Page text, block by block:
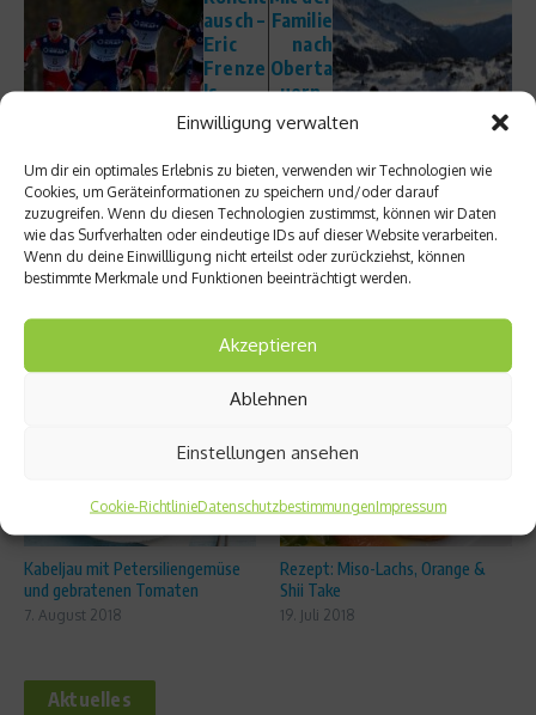
Einwilligung verwalten
Um dir ein optimales Erlebnis zu bieten, verwenden wir Technologien wie
Cookies, um Geräteinformationen zu speichern und/oder darauf
zuzugreifen. Wenn du diesen Technologien zustimmst, können wir Daten
wie das Surfverhalten oder eindeutige IDs auf dieser Website verarbeiten.
Wenn du deine Einwillligung nicht erteilst oder zurückziehst, können
bestimmte Merkmale und Funktionen beeinträchtigt werden.
Akzeptieren
Ablehnen
Einstellungen ansehen
Cookie-RichtlinieDatenschutzbestimmungenImpressum
ausch –
Eric
Frenze
ls
Kolum
Familie
nach
Oberta
uern –
Skifahr
Kinder
n
Ähnliche Beiträge
Kabeljau mit Petersiliengemüse
und gebratenen Tomaten
7. August 2018
Rezept: Miso-Lachs, Orange &
Shii Take
19. Juli 2018
Aktuelles